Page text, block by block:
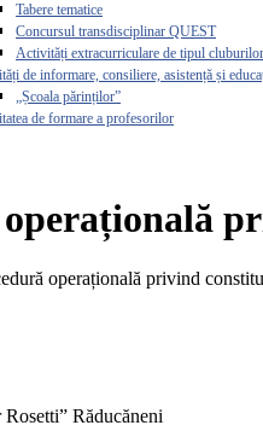
Tabere tematice
Concursul transdisciplinar QUEST
Activități extracurriculare de tipul cluburilor
de informare, consiliere, asistență și
„Școala părinților”
de formare a profesorilor
operațională privind
Răducăneni